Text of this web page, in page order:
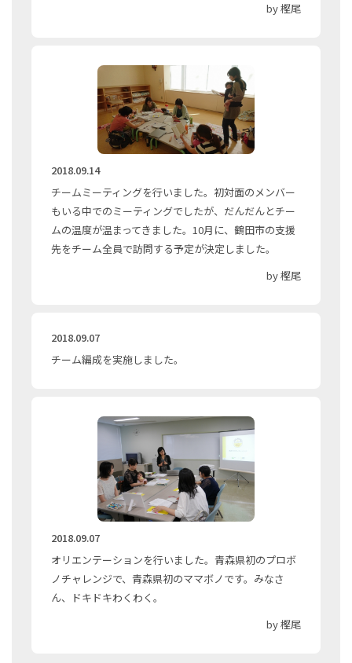
by 樫尾
2018.09.14
チームミーティングを行いました。初対面のメンバー
もいる中でのミーティングでしたが、だんだんとチー
ムの温度が温まってきました。10月に、鶴田市の支援
先をチーム全員で訪問する予定が決定しました。
by 樫尾
2018.09.07
チーム編成を実施しました。
2018.09.07
オリエンテーションを行いました。青森県初のプロボ
ノチャレンジで、青森県初のママボノです。みなさ
ん、ドキドキわくわく。
by 樫尾